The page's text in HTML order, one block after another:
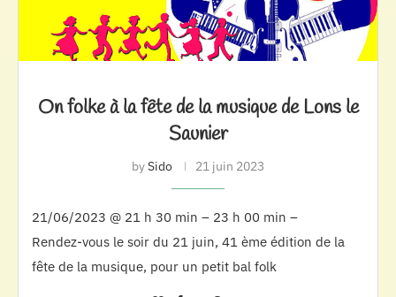
On folke à la fête de la musique de Lons le
Saunier
bySido 21 juin 2023
21/06/2023 @ 21 h 30 min – 23 h 00 min –
Rendez-vous le soir du 21 juin, 41 ème édition de la
fête de la musique, pour un petit bal folk